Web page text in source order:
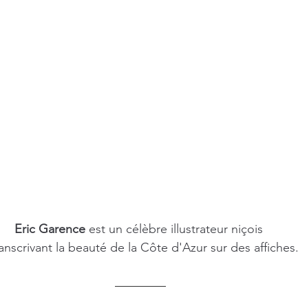
Eric Garence est un célèbre illustrateur niçois
la beauté de la Côte d'Azur sur des affiches.